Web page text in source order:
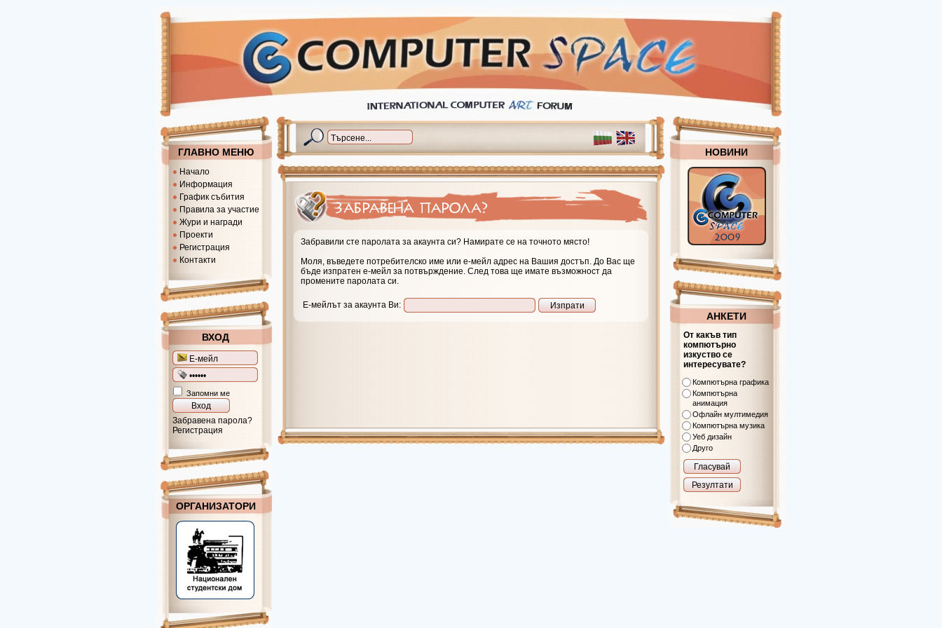
ГЛАВНО МЕНЮ
Начало
Информация
График събития
Правила за участие
Жури и награди
Проекти
Регистрация
Контакти
ВХОД
Запомни ме
Забравена парола?
Регистрация
ОРГАНИЗАТОРИ
Забравили сте паролата за акаунта си? Намирате се на точното място!
Моля, въведете потребителско име или е-мейл адрес на Вашия достъп. До Вас ще
бъде изпратен е-мейл за потвърждение. След това ще имате възможност да
промените паролата си.
Е-мейлът за акаунта Ви:
НОВИНИ
АНКЕТИ
От какъв тип
компютърно
изкуство се
интересувате?
Компютърна графика
Компютърна
анимация
Офлайн мултимедия
Компютърна музика
Уеб дизайн
Друго